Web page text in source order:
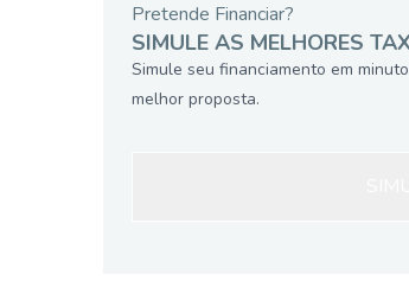
Pretende Financiar?
SIMULE AS MELHORES
Simule seu financiamento em
melhor proposta.